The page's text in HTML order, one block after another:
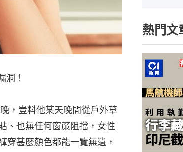
洞！
，豈料他某天晚間從戶外草
、也無任何窗簾阻擋，女性
穿甚麼顏色都能一覽無遺，
熱門文